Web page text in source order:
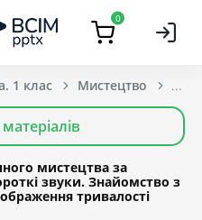
0
1 клас Мистецтво
мистецтва за
звуки. Знайомство з
тривалості